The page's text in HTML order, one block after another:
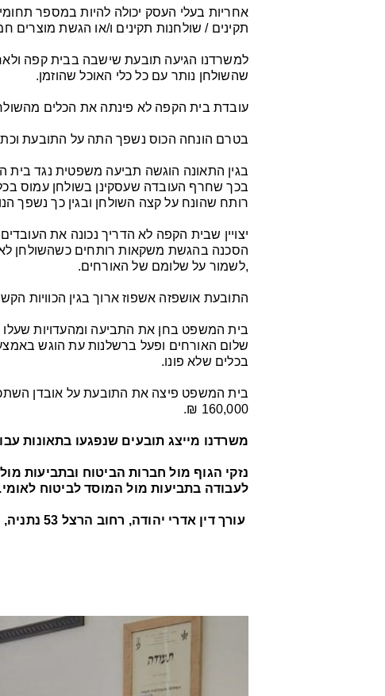
אחריות בעלי העסק יכולה להיות במספר
תקינים / שולחנות תקינים ו/או הגשת מוצרים
למשרדנו הגיעה תובעת שישבה בבית קפה
שהשולחן נותר עם כל כלי האוכל שהוזמן.
עובדת בית הקפה לא פינתה את הכלים
בטרם הונחה הכוס נשפך התה על התובעת
בגין התאונה הוגשה תביעה משפטית נגד
בכך שחרף העובדה שעסקינן בשולחן עמוס
רותח שהונח על קצה השולחן ובגין כך נשפך
יצויין שבית הקפה לא הדריך נכונה את
הסכנה בהגשת משקאות רותחים כשהשולחן לא
,לשמור על שלומם של האורחים.
התובעת אושפזה אשפוז ארוך בגין הכוויות
בית המשפט בחן את התביעה ומהעדויות
שלום האורחים ופעל ברשלנות עת הוגש
בכלים שלא פונו.
בית המשפט פיצה את התובעת על אובדן
160,000 ₪.
משרדנו מייצג תובעים שנפגעו בתאונות
נזקי הגוף מול חברות הביטוח ובתביעות
לעבודה בתביעות מול המוסד לביטוח לאומי.
עורך דין אדרי יהודה, רחוב הרצל 53 נתניה, טלפון 09-8845320 , edri1.law@gmail.com